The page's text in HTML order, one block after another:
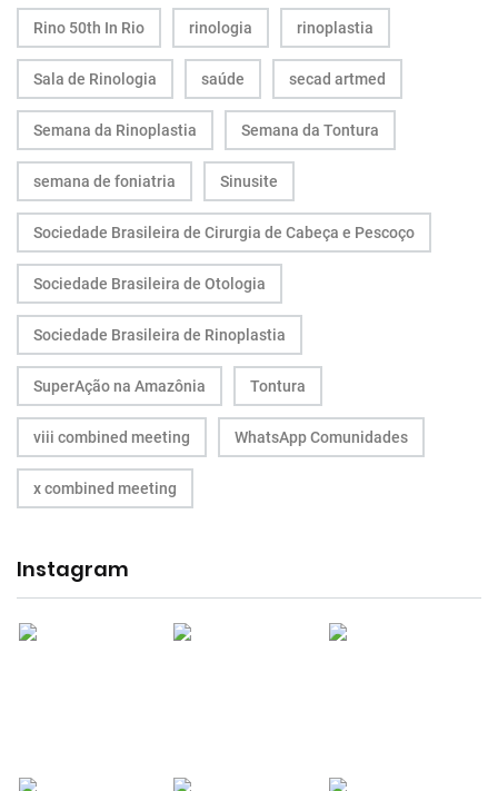
Rino 50th In Rio rinologia rinoplastia
Sala de Rinologia saúde secad artmed
Semana da Rinoplastia Semana da Tontura
semana de foniatria Sinusite
Sociedade Brasileira de Cirurgia de Cabeça e Pescoço
Sociedade Brasileira de Otologia
Sociedade Brasileira de Rinoplastia
SuperAção na Amazônia Tontura
viii combined meeting WhatsApp Comunidades
x combined meeting
Instagram